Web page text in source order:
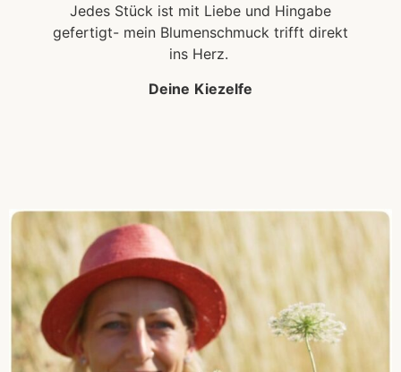
Jedes Stück ist mit Liebe und Hingabe
gefertigt- mein Blumenschmuck trifft direkt
ins Herz.
Deine Kiezelfe